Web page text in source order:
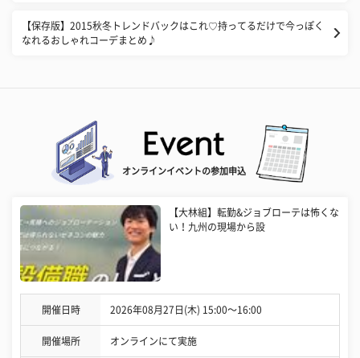
【保存版】2015秋冬トレンドバックはこれ♡持ってるだけで今っぽく
なれるおしゃれコーデまとめ♪
オンラインイベントの参加申込
【大林組】転勤&ジョブローテは怖くな
い！九州の現場から設
開催日時 2026年08月27日(木) 15:00〜16:00
開催場所 オンラインにて実施